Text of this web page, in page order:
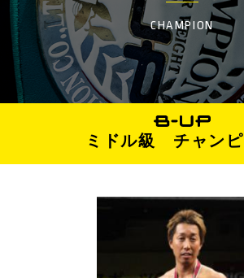
CHAMPION
ミドル級 チャンピ